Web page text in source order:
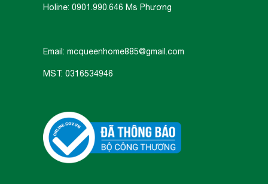
Holine: 0901.990.646 Ms Phương
Email: mcqueenhome885@gmail.com
MST: 0316534946